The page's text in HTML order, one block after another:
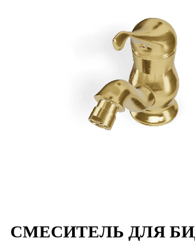
СМЕСИТЕЛЬ ДЛЯ